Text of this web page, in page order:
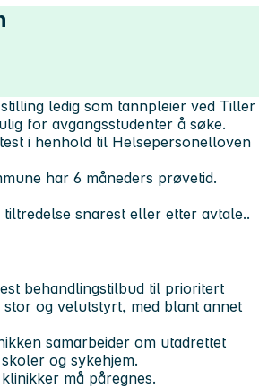
ledig som tannpleier ved Tiller
for avgangsstudenter å søke.
i henhold til Helsepersonelloven
har 6 måneders prøvetid.
snarest eller etter avtale..
behandlingstilbud til prioritert
og velutstyrt, med blant annet
samarbeider om utadrettet
og sykehjem.
må påregnes.